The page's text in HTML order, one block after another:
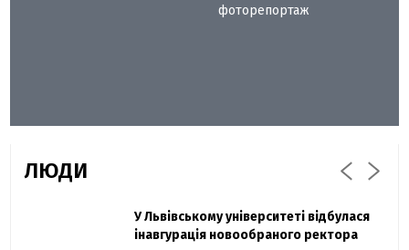
фоторепортаж
ЛЮДИ
Павло Дак
Захисник "Азовсталі" Діанов вдруге
одружився та показав фото з весілля
У Львівському університеті відбулася
інавгурація новообраного ректора